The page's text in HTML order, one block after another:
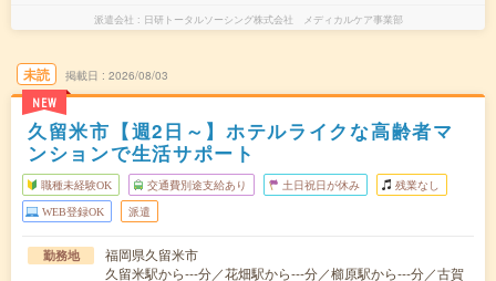
派遣会社 日研トータルソーシング株式会社 メディカルケア事業部
未読
NEW
掲載日 2026/08/03
久留米市【週2日～】ホテルライクな高齢者マ
ンションで生活サポート
職種未経験OK 交通費別途支給あり 土日祝日が休み 残業なし
WEB登録OK 派遣
勤務地
福岡県久留米市
久留米駅から---分／花畑駅から---分／櫛原駅から---分／古賀